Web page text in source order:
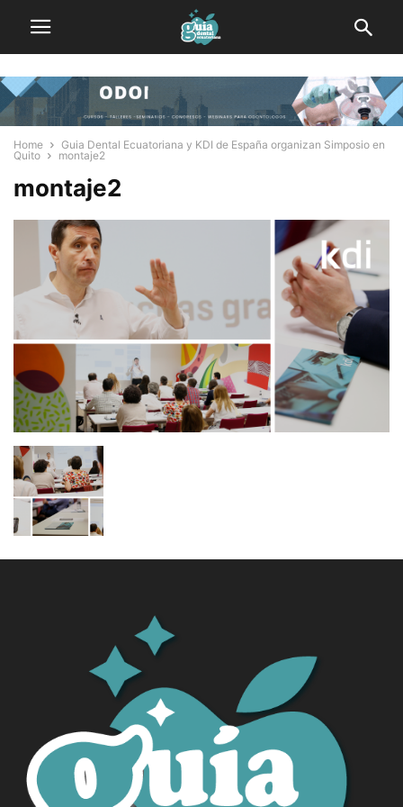
Home
Guia Dental Ecuatoriana y KDI de España organizan Simposio en
Quito
montaje2
montaje2